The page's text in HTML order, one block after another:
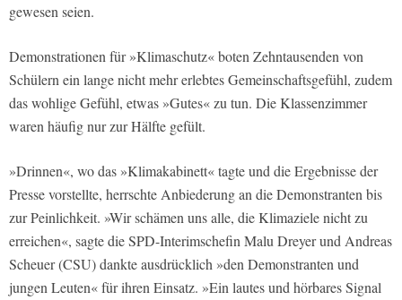
gewesen seien.
Demonstrationen für »Klimaschutz« boten Zehntausenden von
Schülern ein lange nicht mehr erlebtes Gemeinschaftsgefühl, zudem
das wohlige Gefühl, etwas »Gutes« zu tun. Die Klassenzimmer
waren häufig nur zur Hälfte gefült.
»Drinnen«, wo das »Klimakabinett« tagte und die Ergebnisse der
Presse vorstellte, herrschte Anbiederung an die Demonstranten bis
zur Peinlichkeit. »Wir schämen uns alle, die Klimaziele nicht zu
erreichen«, sagte die SPD-Interimschefin Malu Dreyer und Andreas
Scheuer (CSU) dankte ausdrücklich »den Demonstranten und
jungen Leuten« für ihren Einsatz. »Ein lautes und hörbares Signal